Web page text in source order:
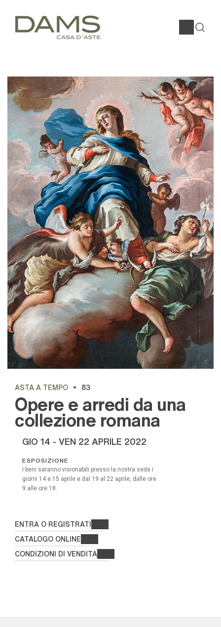
ASTA A TEMPO 83
Opere e arredi da una
collezione romana
GIO 14 - VEN 22 APRILE 2022
ESPOSIZIONE
I beni saranno visionabili presso la nostra sede i
giorni 14 e 15 aprile e dal 19 al 22 aprile, dalle ore
9 alle ore 18.
ENTRA O REGISTRATI
CATALOGO ONLINE
CONDIZIONI DI VENDITA